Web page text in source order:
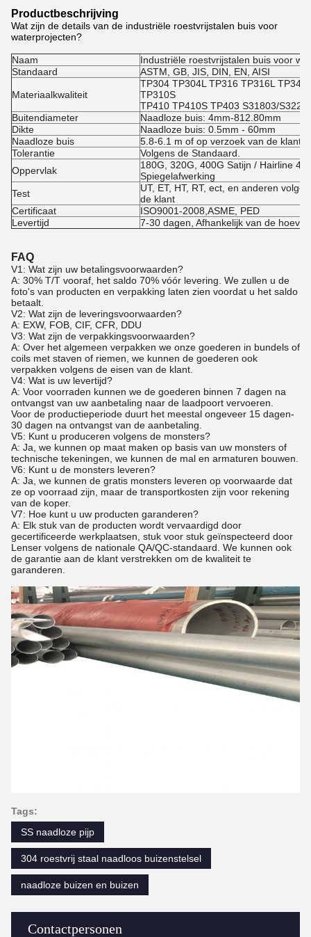
Contactpersonen
Productbeschrijving
Wat zijn de details van de industriële roestvrijstalen buis voor
waterprojecten?
Naam
Industriële roestvrijstalen buis voor
Standaard
ASTM, GB, JIS, DIN, EN, AISI
Materiaalkwaliteit
TP304 TP304L TP316 TP316L
TP310S
TP410 TP410S TP403 S31803/
Buitendiameter
Naadloze buis: 4mm-812.80mm
Dikte
Naadloze buis: 0.5mm - 60mm
Naadloze buis
5.8-6.1 m of op verzoek van de klant
Tolerantie
Volgens de Standaard.
Oppervlak
180G, 320G, 400G Satijn / Hairline
Spiegelafwerking
Test
UT, ET, HT, RT, ect, en anderen
de klant
Certificaat
ISO9001-2008,ASME, PED
Levertijd
7-30 dagen, Afhankelijk van de
FAQ
V1: Wat zijn uw betalingsvoorwaarden?
A: 30% T/T vooraf, het saldo 70% vóór levering. We zullen u de
foto's van producten en verpakking laten zien voordat u het saldo
betaalt.
V2: Wat zijn de leveringsvoorwaarden?
A: EXW, FOB, CIF, CFR, DDU
V3: Wat zijn de verpakkingsvoorwaarden?
A: Over het algemeen verpakken we onze goederen in bundels of
coils met staven of riemen, we kunnen de goederen ook
verpakken volgens de eisen van de klant.
V4: Wat is uw levertijd?
A: Voor voorraden kunnen we de goederen binnen 7 dagen na
ontvangst van uw aanbetaling naar de laadpoort vervoeren.
Voor de productieperiode duurt het meestal ongeveer 15 dagen-
30 dagen na ontvangst van de aanbetaling.
V5: Kunt u produceren volgens de monsters?
A: Ja, we kunnen op maat maken op basis van uw monsters of
technische tekeningen, we kunnen de mal en armaturen bouwen.
V6: Kunt u de monsters leveren?
A: Ja, we kunnen de gratis monsters leveren op voorwaarde dat
ze op voorraad zijn, maar de transportkosten zijn voor rekening
van de koper.
V7: Hoe kunt u uw producten garanderen?
A: Elk stuk van de producten wordt vervaardigd door
gecertificeerde werkplaatsen, stuk voor stuk geïnspecteerd door
Lenser volgens de nationale QA/QC-standaard. We kunnen ook
de garantie aan de klant verstrekken om de kwaliteit te
garanderen.
Tags:
SS naadloze pijp
304 roestvrij staal naadloos buizenstelsel
naadloze buizen en buizen